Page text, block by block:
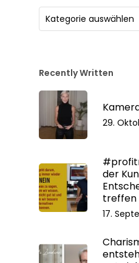
Suche
nach
Kategorie auswählen
Recently Written
29.
der
treffen
17.